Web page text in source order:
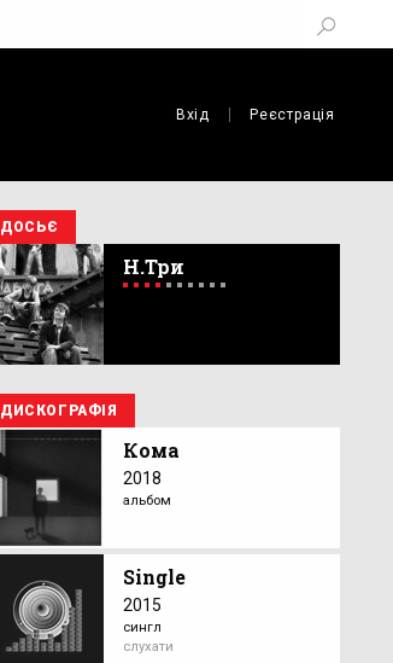
Вхід Реєстрація
ДОСЬЄ
Н.Три
ДИСКОГРАФІЯ
Кома
2018
альбом
Single
2015
сингл
слухати